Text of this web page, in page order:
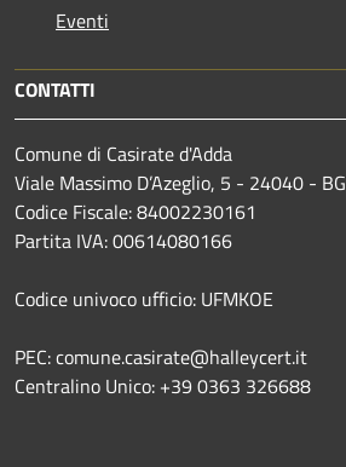
Eventi
CONTATTI
Comune di Casirate d'Adda
Viale Massimo D’Azeglio, 5 - 24040 - BG
Codice Fiscale: 84002230161
Partita IVA: 00614080166
Codice univoco ufficio: UFMKOE
PEC: comune.casirate@halleycert.it
Centralino Unico: +39 0363 326688